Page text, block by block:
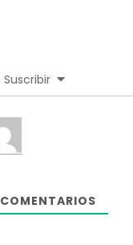
Suscribir
COMENTARIOS